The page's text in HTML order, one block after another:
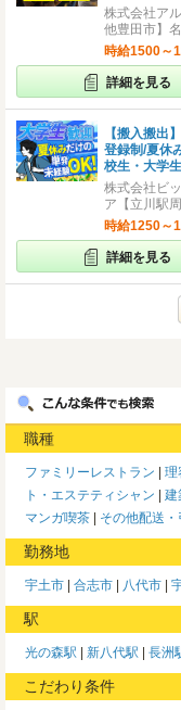
株式会社ア
他豊田市】
時給1500～
詳細を見る
【搬入搬出】
登録制/夏休
校生・大学
株式会社ビ
ア【立川駅
時給1250～
詳細を見る
職種
ファミリーレストラン 理
ト・エステティシャン
建
マンガ喫茶
その他配送
勤務地
宇土市 合志市 八代市
駅
光の森駅 新八代駅 長洲
こだわり条件